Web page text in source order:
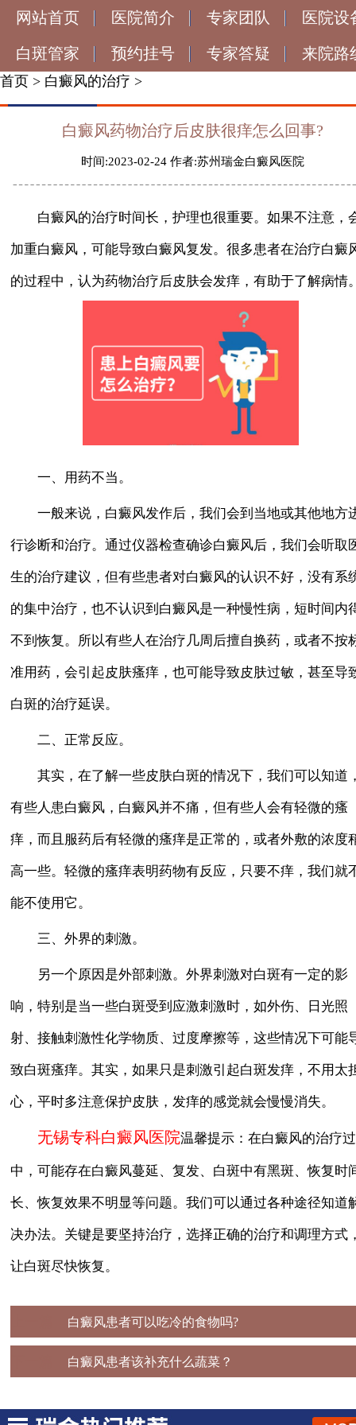
网站首页 医院简介 专家团队 医院设
白斑管家 预约挂号 专家答疑 来院路
首页 > 白癜风的治疗 >
白癜风药物治疗后皮肤很痒怎么回事?
时间:2023-02-24 作者:苏州瑞金白癜风医院
白癜风的治疗时间长，护理也很重要。如果不注意，
加重白癜风，可能导致白癜风复发。很多患者在治疗白癜
的过程中，认为药物治疗后皮肤会发痒，有助于了解病情
一、用药不当。
一般来说，白癜风发作后，我们会到当地或其他地方
行诊断和治疗。通过仪器检查确诊白癜风后，我们会听取
生的治疗建议，但有些患者对白癜风的认识不好，没有系
的集中治疗，也不认识到白癜风是一种慢性病，短时间内
不到恢复。所以有些人在治疗几周后擅自换药，或者不按
准用药，会引起皮肤瘙痒，也可能导致皮肤过敏，甚至导
白斑的治疗延误。
二、正常反应。
其实，在了解一些皮肤白斑的情况下，我们可以知道
有些人患白癜风，白癜风并不痛，但有些人会有轻微的瘙
痒，而且服药后有轻微的瘙痒是正常的，或者外敷的浓度
高一些。轻微的瘙痒表明药物有反应，只要不痒，我们就
能不使用它。
三、外界的刺激。
另一个原因是外部刺激。外界刺激对白斑有一定的影
响，特别是当一些白斑受到应激刺激时，如外伤、日光照
射、接触刺激性化学物质、过度摩擦等，这些情况下可能
致白斑瘙痒。其实，如果只是刺激引起白斑发痒，不用太
心，平时多注意保护皮肤，发痒的感觉就会慢慢消失。
无锡专科白癜风医院温馨提示：在白癜风的治疗
中，可能存在白癜风蔓延、复发、白斑中有黑斑、恢复时
长、恢复效果不明显等问题。我们可以通过各种途径知道
决办法。关键是要坚持治疗，选择正确的治疗和调理方式
让白斑尽快恢复。
白癜风患者可以吃冷的食物吗?
白癜风患者该补充什么蔬菜？